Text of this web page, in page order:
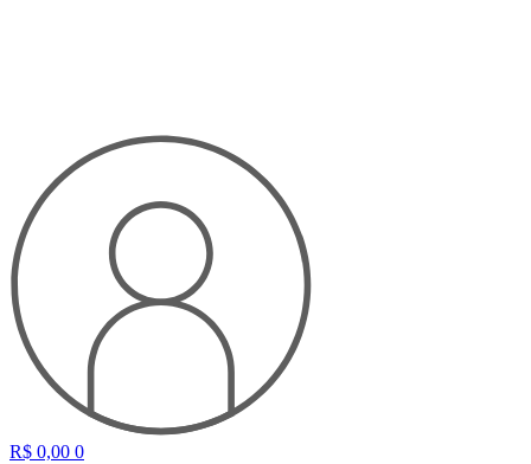
R$ 0,00 0